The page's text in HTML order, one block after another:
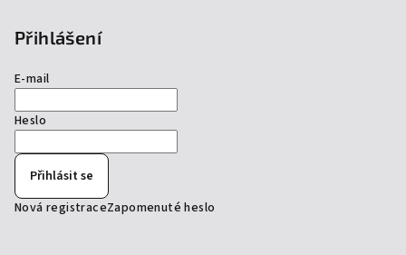
Přihlášení
E-mail
Heslo
Přihlásit se
Nová registraceZapomenuté heslo